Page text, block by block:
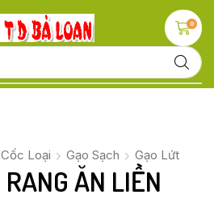
0
Cốc Loại Gạo Sạch Gạo Lứt
ĂN LIỀN